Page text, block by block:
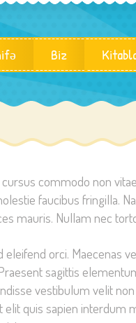
Biz
commodo non
faucibus fringilla.
mauris. Nullam nec
eleifend orci. Maecenas
sagittis
vestibulum velit
elit quis sapien